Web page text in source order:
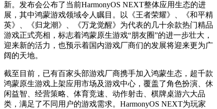
新。发布会公布了当前HarmonyOS NEXT整体应用生态的进
展，其中鸿蒙游戏领域令人瞩目。以《王者荣耀》、《和平精
英》、《归龙潮》、《万龙觉醒》为代表的几十余款热门精品
游戏正式亮相，标志着鸿蒙原生游戏“朋友圈”的进一步壮大，
迎来新的活力，也预示着国内游戏厂商们的发展将迎来更为广
阔的天地。
截至目前，已有百家头部游戏厂商携手加入鸿蒙生态，超千款
鸿蒙原生游戏上架应用市场及游戏中心，覆盖了角色扮演、休
闲益智、经营策略、体育竞速、动作射击、棋牌桌游六大品
类，满足了不同用户的游戏需求。HarmonyOS NEXT为玩家